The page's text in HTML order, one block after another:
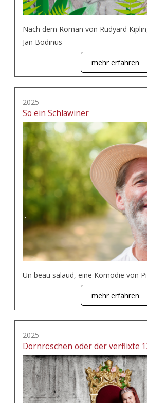
Nach dem Roman von Rudyard
Jan Bodinus
mehr erfahren
2025
So ein Schlawiner
Un beau salaud, eine Komödie von
mehr erfahren
2025
Dornröschen oder der verflixte